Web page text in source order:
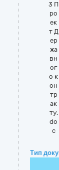
3 П
ро
ек
т Д
ер
жа
вн
ог
о к
он
тр
ак
ту.
do
c
Тип